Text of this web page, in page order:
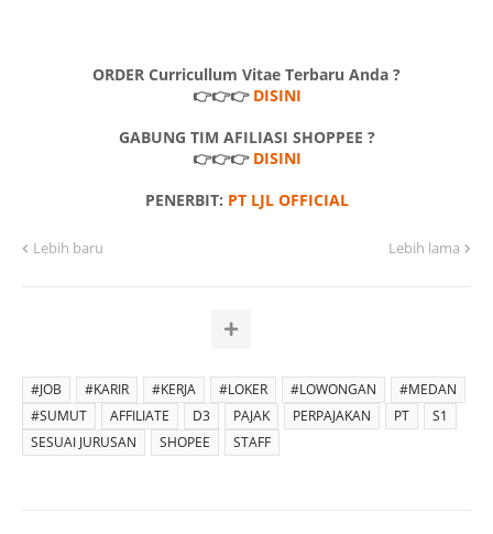
ORDER Curricullum Vitae Terbaru Anda ?
👉👉👉 DISINI
GABUNG TIM AFILIASI SHOPPEE ?
👉👉👉 DISINI
PENERBIT: PT LJL OFFICIAL
Lebih baru Lebih lama
#JOB #KARIR #KERJA #LOKER #LOWONGAN
#MEDAN
#SUMUT
AFFILIATE D3 PAJAK PERPAJAKAN PT
S1
SESUAI JURUSAN
SHOPEE STAFF